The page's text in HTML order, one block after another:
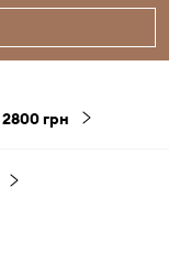
2800 грн